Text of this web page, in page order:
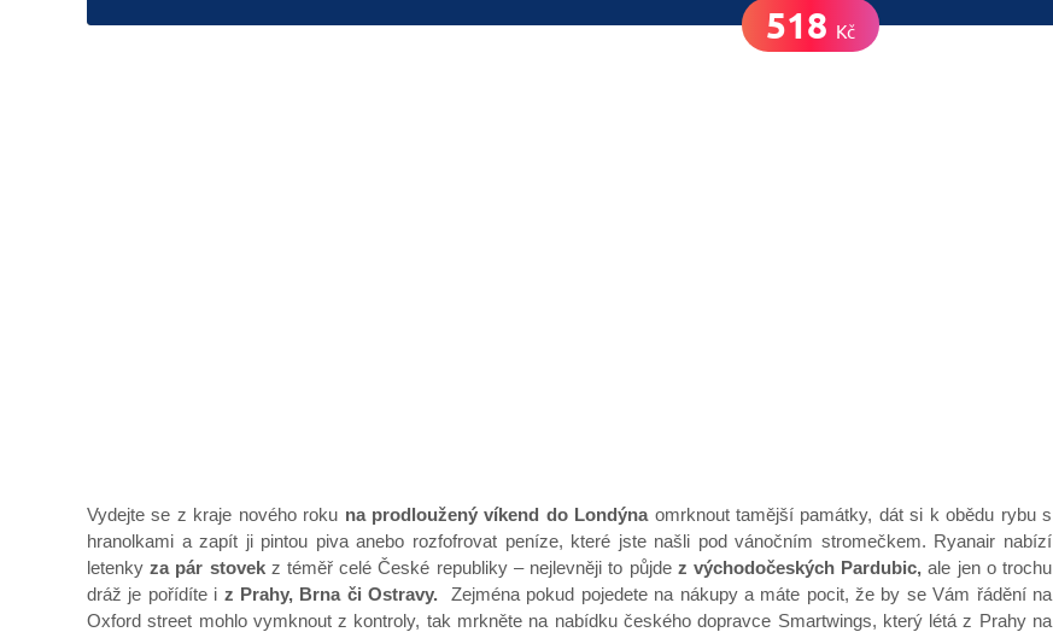
518 Kč
Vydejte se z kraje nového roku na prodloužený víkend do Londýnaomrknout tamější památky, dát si k obědu rybu s
hranolkami a zapít ji pintou piva anebo rozfofrovat peníze, které jste našli pod vánočním stromečkem. Ryanair nabízí
letenkyza pár stovekz téměř celé České republiky – nejlevněji to půjde z východočeských Pardubic, ale jen o trochu
dráž je pořídíte i z Prahy, Brna či Ostravy. Zejména pokud pojedete na nákupy a máte pocit, že by se Vám řádění na
Oxford street mohlo vymknout z kontroly, tak mrkněte na nabídku českého dopravce Smartwings, který létá z Prahy na